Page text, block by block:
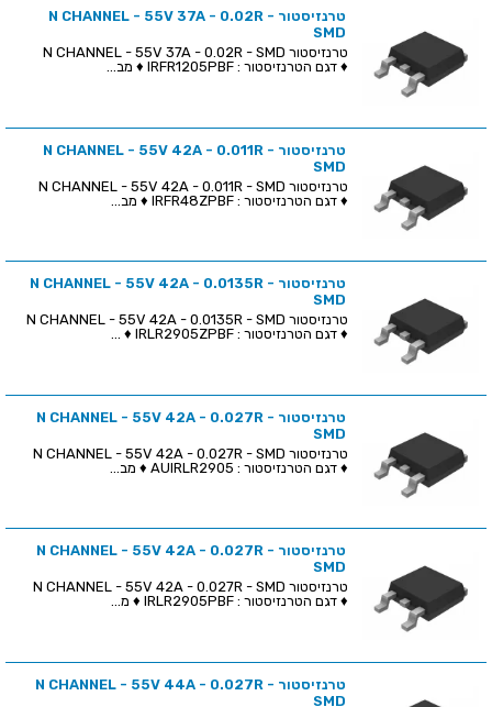
טרנזיסטור N CHANNEL - 55V 37A - 0.02R -
SMD
♦ דגם הטרנזיסטור : IRFR1205PBF ♦ מב...
טרנזיסטור N CHANNEL - 55V 42A - 0.011R -
SMD
♦ דגם הטרנזיסטור : IRFR48ZPBF ♦ מב...
טרנזיסטור N CHANNEL - 55V 42A - 0.0135R -
SMD
♦ דגם הטרנזיסטור : IRLR2905ZPBF ♦ ...
טרנזיסטור N CHANNEL - 55V 42A - 0.027R -
SMD
♦ דגם הטרנזיסטור : AUIRLR2905 ♦ מב...
טרנזיסטור N CHANNEL - 55V 42A - 0.027R -
SMD
♦ דגם הטרנזיסטור : IRLR2905PBF ♦ מ...
טרנזיסטור N CHANNEL - 55V 44A - 0.027R -
SMD